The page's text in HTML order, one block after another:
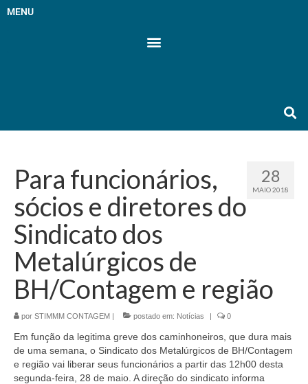
MENU
28
MAIO 2018
Para funcionários,
sócios e diretores do
Sindicato dos
Metalúrgicos de
BH/Contagem e região
por STIMMM CONTAGEM | postado em: Notícias | 0
Em função da legitima greve dos caminhoneiros, que dura mais
de uma semana, o Sindicato dos Metalúrgicos de BH/Contagem
e região vai liberar seus funcionários a partir das 12h00 desta
segunda-feira, 28 de maio. A direção do sindicato informa